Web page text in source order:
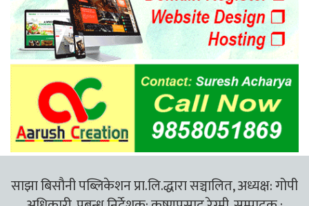
साझा बिसौनी पब्लिकेशन प्रा.लि.द्धारा सञ्चालित, अध्यक्ष: गोपी